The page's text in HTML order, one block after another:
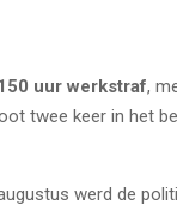
uur werkstraf,
twee keer in het
werd de